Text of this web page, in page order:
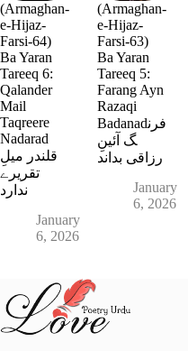
(Armaghan-
e-Hijaz-
Farsi-64)
Ba Yaran
Tareeq 6:
Qalander
Mail
Taqreere
Nadarad
قلندر میلِ
تقریرے
January
6, 2026
(Armaghan-
e-Hijaz-
Farsi-63)
Ba Yaran
Tareeq 5:
Farang Ayn
Razaqi
Badanadفرن
گ آئینِ
رزاقی بداند
January
6, 2026